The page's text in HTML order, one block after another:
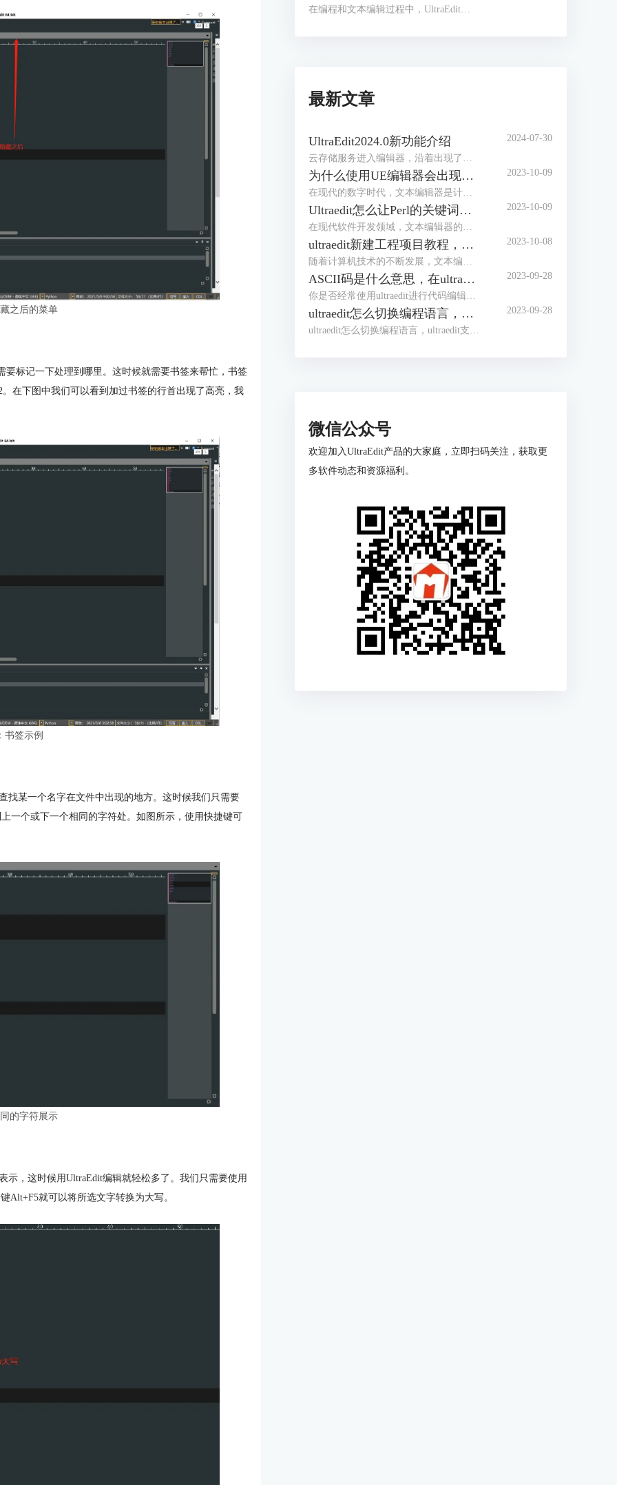
之后的菜单
标记一下处理到哪里。这时候就需要书签来帮忙，书签
在下图中我们可以看到加过书签的行首出现了高亮，我
书签示例
找某一个名字在文件中出现的地方。这时候我们只需要
一个或下一个相同的字符处。如图所示，使用快捷键可
的字符展示
示，这时候用UltraEdit编辑就轻松多了。我们只需要使用
Alt+F5就可以将所选文字转换为大写。
在编程和文本编辑过程中，UltraEdit是一款常用的高效编辑器，其强大的功能和易用性得到了全球数以百万计的用户的信赖。然而，我们可能会在使用中遇到一些问题，比如文档的中文乱码。在这篇文章中，我们将解答ultraedit乱码怎么恢复中文，ultraedit中文乱码如何设置的问题。
最新文章
UltraEdit2024.0新功能介绍
云存储服务进入编辑器，沿着出现了编写脚本和自动化工作流的新方法。
2024-07-30
为什么使用UE编辑器会出现应用错误，Ultraedit应用程序错误怎么办
在现代的数字时代，文本编辑器是计算机用户不可或缺的工具之一。UltraEdit（UE）作为一款备受欢迎的文本编辑器，为用户提供了丰富的功能和出色的编辑体验。然而，有时用户可能会遇到应用程序错误的问题，这不仅影响了工作效率，还让人感到困扰。本文将深入研究为什么使用UE编辑器会出现应用错误，Ultraedit应用程序错误怎么办。同时，我们还将分享一些防止UE编辑器报错的实用技巧，以确保你的编辑体验始终顺畅无阻。
2023-10-09
Ultraedit怎么让Perl的关键词高亮，Ultraedit里的Python语法高亮怎么做
在现代软件开发领域，文本编辑器的选择对于程序员来说至关重要。UltraEdit（UE）作为一款功能强大的文本编辑器，提供了丰富的功能，其中包括语法高亮。本文将深入研究如何在UltraEdit中实现Perl关键词的高亮显示，以及如何设置Python语法高亮。此外，我们还将探讨语法高亮对开发人员的好处。让我们一起来学习这些有关UltraEdit的技巧和优势。
2023-10-09
ultraedit新建工程项目教程，UE怎么管理工程项目文件
随着计算机技术的不断发展，文本编辑器成为程序员和开发人员的得力助手。而UltraEdit（UE）作为其中的佼佼者，为用户提供了丰富的功能和强大的工程项目管理能力。本文将深入探讨如何在UltraEdit中新建工程项目，以及UE如何高效管理工程项目文件。让我们一起来学习，为你的项目管理提供更多便捷和效率。
2023-10-08
ASCII码是什么意思，在ultraedit如何找到ASCII码
你是否经常使用ultraedit进行代码编辑？或者你是否对“ASCII码是什么意思，在ultraedit如何找到ASCII码”这个问题产生过疑惑？本文将一一解答你的疑问，教你如何更高效地在ultraedit和UE编辑器中使用ASCII码。
2023-09-28
ultraedit怎么切换编程语言，ultraedit支持哪些编程语言
ultraedit怎么切换编程语言，ultraedit支持哪些编程语言——这不仅是新手经常提出的问题，也是许多编程老鸟都关心的话题。在本篇文章中，我们将一探究竟。
2023-09-28
微信公众号
欢迎加入UltraEdit产品的大家庭，立即扫码关注，获取更
多软件动态和资源福利。